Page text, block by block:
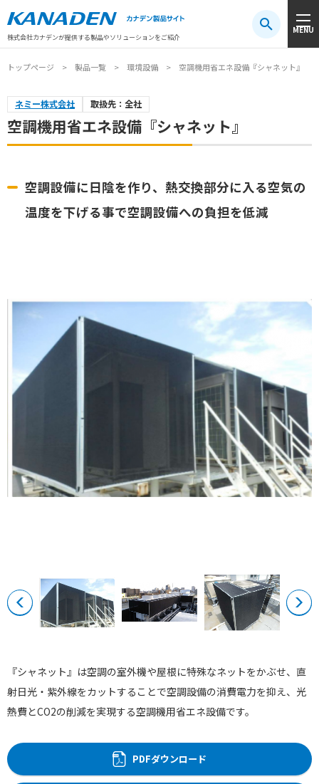
株式会社カナデンが提供する製品やソリューションをご紹介
MENU
注目キーワード#振動センサ#AGV #防爆#アシストスーツ
トップページ 製品一覧 環境設備 空調機用省エネ設備『シャネット』
ネミー株式会社 取扱先：全社
空調機用省エネ設備『シャネット』
空調設備に日陰を作り、熱交換部分に入る空気の
温度を下げる事で空調設備への負担を低減
『シャネット』は空調の室外機や屋根に特殊なネットをかぶせ、直
射日光・紫外線をカットすることで空調設備の消費電力を抑え、光
熱費とCO2の削減を実現する空調機用省エネ設備です。
PDFダウンロード